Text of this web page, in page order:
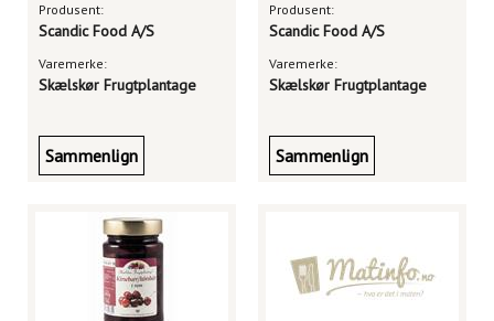
Produsent:
Scandic Food A/S
Varemerke:
Skælskør Frugtplantage
Sammenlign
Produsent:
Scandic Food A/S
Varemerke:
Skælskør Frugtplantage
Sammenlign